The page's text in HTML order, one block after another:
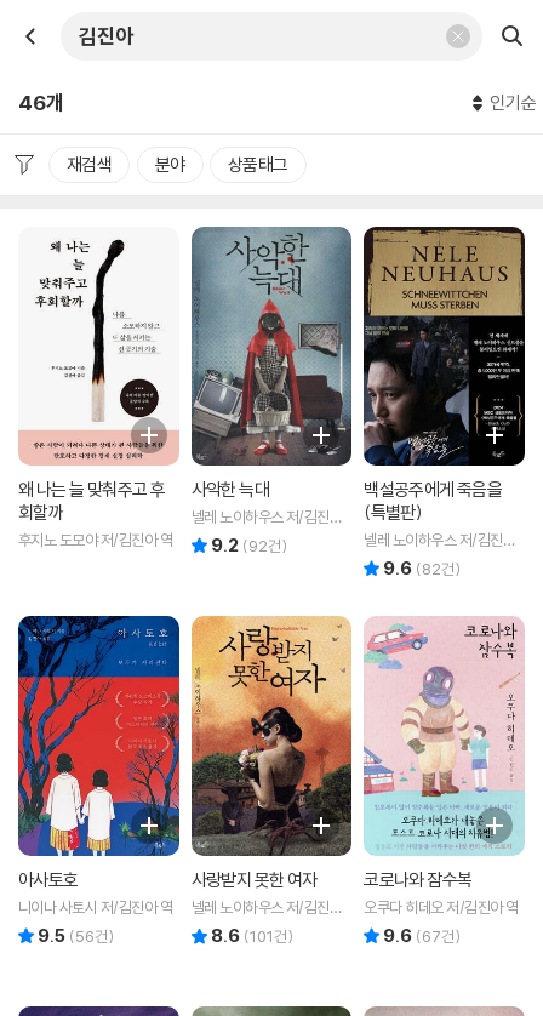
46개 인기순
재검색 분야 상품태그
왜 나는 늘 맞춰주고 후
회할까
후지노 도모야 저/김진아 역
사악한 늑대
넬레 노이하우스 저/김진아
역 9.2 (92건)
백설공주에게 죽음을
(특별판)
넬레 노이하우스 저/김진아
역 9.6 (82건)
아사토호
니이나 사토시 저/김진아 역
9.5 (56건)
사랑받지 못한 여자
넬레 노이하우스 저/김진아
역 8.6 (101건)
코로나와 잠수복
오쿠다 히데오 저/김진아 역
9.6 (67건)